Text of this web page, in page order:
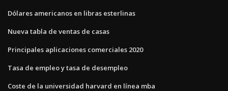
Dólares americanos en libras esterlinas
Nueva tabla de ventas de casas
Principales aplicaciones comerciales 2020
Tasa de empleo y tasa de desempleo
Coste de la universidad harvard en línea mba